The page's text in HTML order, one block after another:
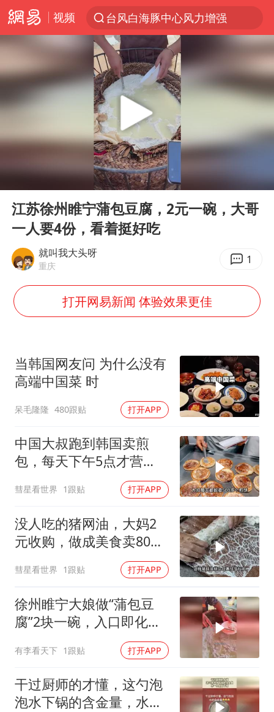
视频
台风白海豚中心风力增强
上半年我国机械工业经济运行稳中有进
佛山通报笔试前13被淘汰后5名进体检
国防部回应日本试射“战斧”导弹
广东雷州通报特教老师招聘违规事件
“立秋的第一杯奶茶”又爆单了
泰国枪击案凶手先杀祖父母后行凶
宇树科技中一签需缴款7.54万元
“新疆阿勒泰八月能滑雪”不实
四川宜宾地震网友称睡觉被摇醒
今日立秋你咬秋了吗
公司“上四休三”但要降薪1000元
东方之约 相约未来
Play
00:00 00:11
江苏徐州睢宁蒲包豆腐，2元一碗，大哥
一人要4份，看着挺好吃
就叫我大头呀
重庆 1
打开网易新闻 体验效果更佳
当韩国网友问 为什么没有
高端中国菜 时
呆毛隆隆 480跟贴 打开APP
中国大叔跑到韩国卖煎
包，每天下午5点才营
业，直言月赚5万很满足
彗星看世界 1跟贴 打开APP
没人吃的猪网油，大妈2
元收购，做成美食卖80，
年赚50万买两套房
彗星看世界 1跟贴 打开APP
徐州睢宁大娘做“蒲包豆
腐”2块一碗，入口即化，
有李看天下 1跟贴 打开APP
干过厨师的才懂，这勺泡
泡水下锅的含金量，水一